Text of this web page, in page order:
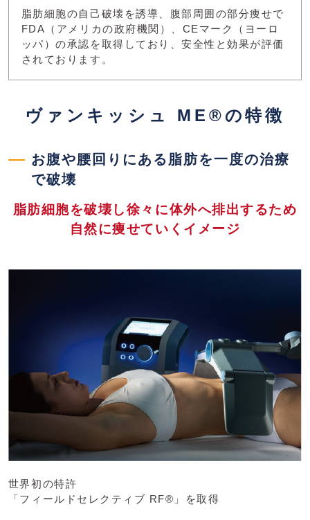
脂肪細胞の自己破壊を誘導、腹部周囲の部分痩せで
FDA（アメリカの政府機関）、CEマーク（ヨーロ
ッパ）の承認を取得しており、安全性と効果が評価
されております。
ヴァンキッシュ ME®の特徴
お腹や腰回りにある脂肪を一度の治療
で破壊
脂肪細胞を破壊し徐々に体外へ排出するため
自然に痩せていくイメージ
世界初の特許
「フィールドセレクティブ RF®」を取得